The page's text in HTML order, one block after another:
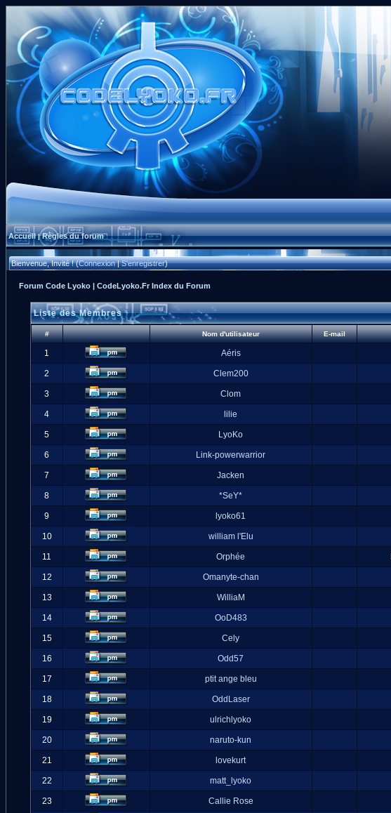
Accueil|Règles du forum
Bienvenue, Invité ! (Connexion|S'enregistrer)
Forum Code Lyoko | CodeLyoko.Fr Index du Forum
Liste des Membres
# Nom d'utilisateur E-mail
1 Aéris
2 Clem200
3 Clom
4 lilie
5 LyoKo
6 Link-powerwarrior
7 Jacken
8 *SeY*
9 lyoko61
10 william l'Elu
11 Orphée
12 Omanyte-chan
13 WilliaM
14 OoD483
15 Cely
16 Odd57
17 ptit ange bleu
18 OddLaser
19 ulrichlyoko
20 naruto-kun
21 lovekurt
22 matt_lyoko
23 Callie Rose